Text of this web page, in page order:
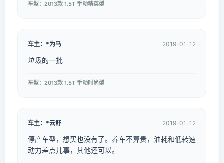
车型：2013款 1.5T 手动精英型
车主：*为马 2019-01-12
垃圾的一批
车型：2013款 1.5T 手动时尚型
车主：*云舒 2019-01-12
停产车型，想买也没有了。养车不算贵，油耗和低转速
动力差点儿事，其他还可以。